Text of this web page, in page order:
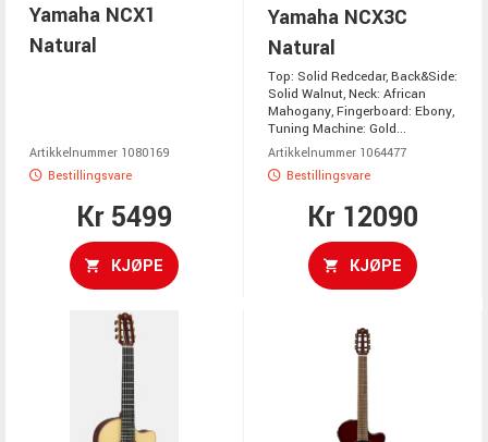
Yamaha NCX1
Natural
Artikkelnummer 1080169
Bestillingsvare
Kr 5499
KJØPE
Yamaha NCX3C
Natural
Top: Solid Redcedar, Back&Side:
Solid Walnut, Neck: African
Mahogany, Fingerboard: Ebony,
Tuning Machine: Gold...
Artikkelnummer 1064477
Bestillingsvare
Kr 12090
KJØPE